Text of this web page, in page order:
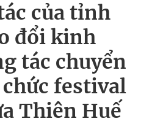
của tỉnh
đổi kinh
tác chuyển
festival
Thiên Huế